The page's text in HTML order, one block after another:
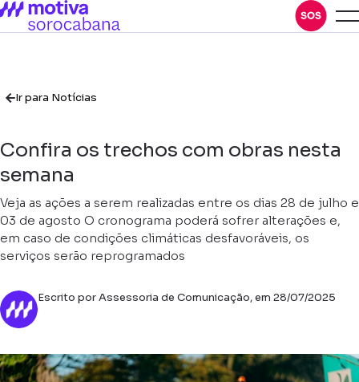
Ir para Notícias
Confira os trechos com obras nesta
semana
Veja as ações a serem realizadas entre os dias 28 de julho e
03 de agosto O cronograma poderá sofrer alterações e,
em caso de condições climáticas desfavoráveis, os
serviços serão reprogramados
Escrito por Assessoria de Comunicação, em 28/07/2025